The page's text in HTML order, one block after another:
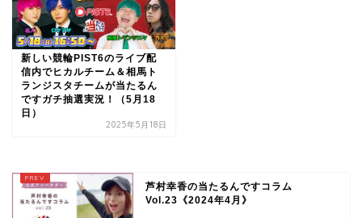
新しい競輪PIST6のライブ配
信内でヒカルチーム＆相馬ト
ランジスタチームが当たるん
ですガチ抽選実況！（5月18
日）
2025年5月18日
芦村幸香の当たるんですコラム
Vol.23《2024年4月》